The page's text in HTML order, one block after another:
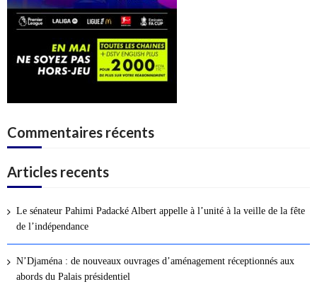
Commentaires récents
Articles recents
Le sénateur Pahimi Padacké Albert appelle à l’unité à la veille de la fête
de l’indépendance
N’Djaména : de nouveaux ouvrages d’aménagement réceptionnés aux
abords du Palais présidentiel